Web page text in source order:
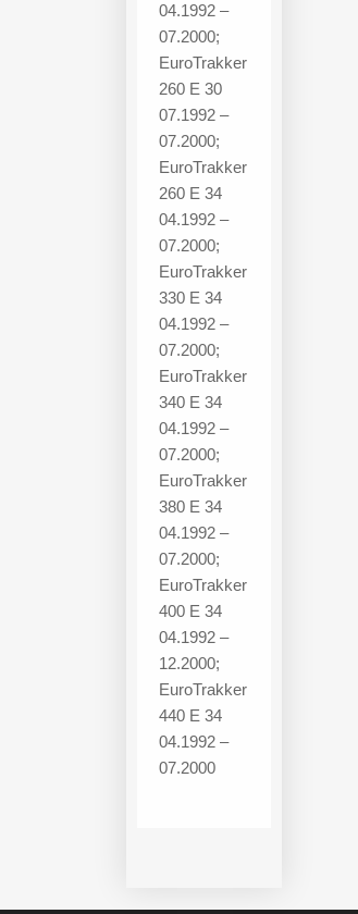
04.1992 –
07.2000;
EuroTrakker
260 E 30
07.1992 –
07.2000;
EuroTrakker
260 E 34
04.1992 –
07.2000;
EuroTrakker
330 E 34
04.1992 –
07.2000;
EuroTrakker
340 E 34
04.1992 –
07.2000;
EuroTrakker
380 E 34
04.1992 –
07.2000;
EuroTrakker
400 E 34
04.1992 –
12.2000;
EuroTrakker
440 E 34
04.1992 –
07.2000